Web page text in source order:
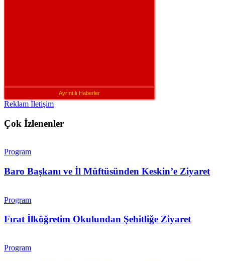
Ayrıntılı Haberler
Reklam İletişim
Çok İzlenenler
Program
Baro Başkanı ve İl Müftüsünden Keskin’e Ziyaret
Program
Fırat İlköğretim Okulundan Şehitliğe Ziyaret
Program